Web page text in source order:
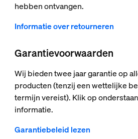
hebben ontvangen.
Informatie over retourneren
Garantievoorwaarden
Wij bieden twee jaar garantie op
producten (tenzij een wettelijke
termijn vereist). Klik op
informatie.
Garantiebeleid lezen